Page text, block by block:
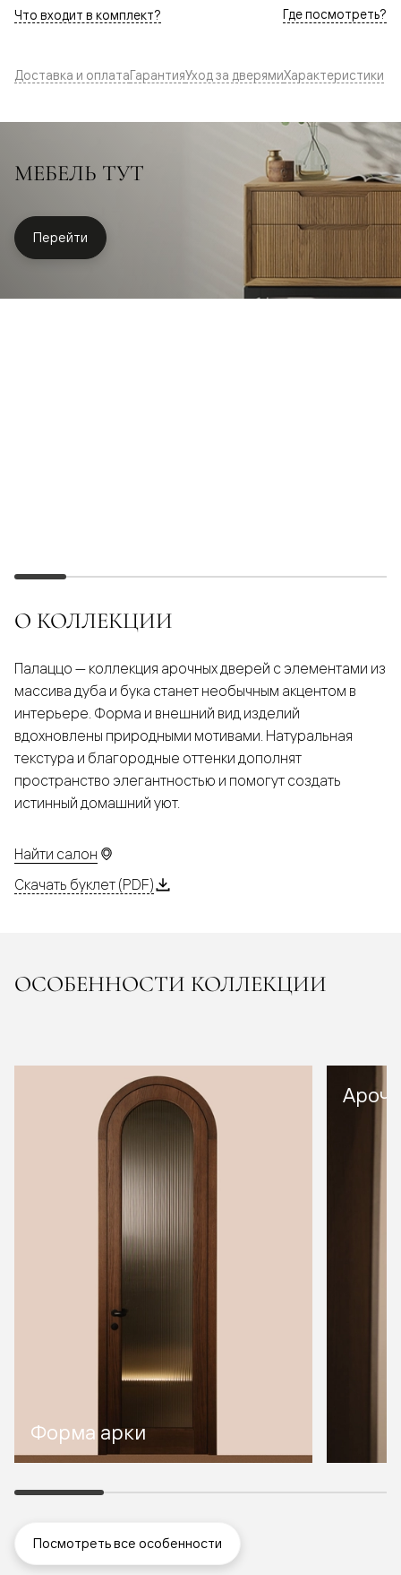
Что входит в комплект? Где посмотреть?
Доставка и оплатаГарантияУход за дверямиХарактеристики
МЕБЕЛЬ ТУТ
Перейти
О КОЛЛЕКЦИИ
Палаццо — коллекция арочных дверей с элементами из
массива дуба и бука станет необычным акцентом в
интерьере. Форма и внешний вид изделий
вдохновлены природными мотивами. Натуральная
текстура и благородные оттенки дополнят
пространство элегантностью и помогут создать
истинный домашний уют.
Найти салон
Скачать буклет (PDF)
ОСОБЕННОСТИ КОЛЛЕКЦИИ
Форма арки
Посмотреть все особенности